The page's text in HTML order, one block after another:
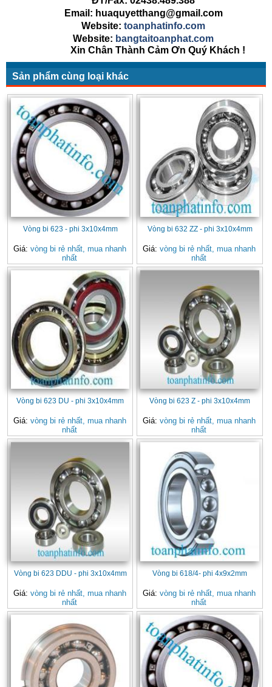
Email: huaquyetthang@gmail.com
Website: toanphatinfo.com
Website: bangtaitoanphat.com
Xin Chân Thành Cảm Ơn Quý Khách !
Sản phẩm cùng loại khác
Vòng bi 623 - phi 3x10x4mm
Giá: vòng bi rẻ nhất, mua nhanh
nhất
Vòng bi 632 ZZ - phi 3x10x4mm
Giá: vòng bi rẻ nhất, mua nhanh
nhất
Vòng bi 623 DU - phi 3x10x4mm
Giá: vòng bi rẻ nhất, mua nhanh
nhất
Vòng bi 623 Z - phi 3x10x4mm
Giá: vòng bi rẻ nhất, mua nhanh
nhất
Vòng bi 623 DDU - phi 3x10x4mm
Giá: vòng bi rẻ nhất, mua nhanh
nhất
Vòng bi 618/4- phi 4x9x2mm
Giá: vòng bi rẻ nhất, mua nhanh
nhất